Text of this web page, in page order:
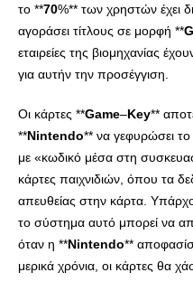
το **70%** των χρηστών έχει
αγοράσει τίτλους σε μορφή **
εταιρείες της βιομηχανίας
για αυτήν την προσέγγιση.
Οι κάρτες **Game–Key**
**Nintendo** να γεφυρώσει
με «κωδικό μέσα στη
κάρτες παιχνιδιών, όπου τα
απευθείας στην κάρτα.
το σύστημα αυτό μπορεί να
όταν η **Nintendo**
μερικά χρόνια, οι κάρτες θα